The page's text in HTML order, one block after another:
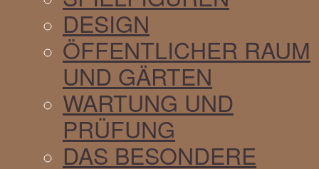
DESIGN
ÖFFENTLICHER RAUM
UND GÄRTEN
WARTUNG UND
PRÜFUNG
DAS BESONDERE